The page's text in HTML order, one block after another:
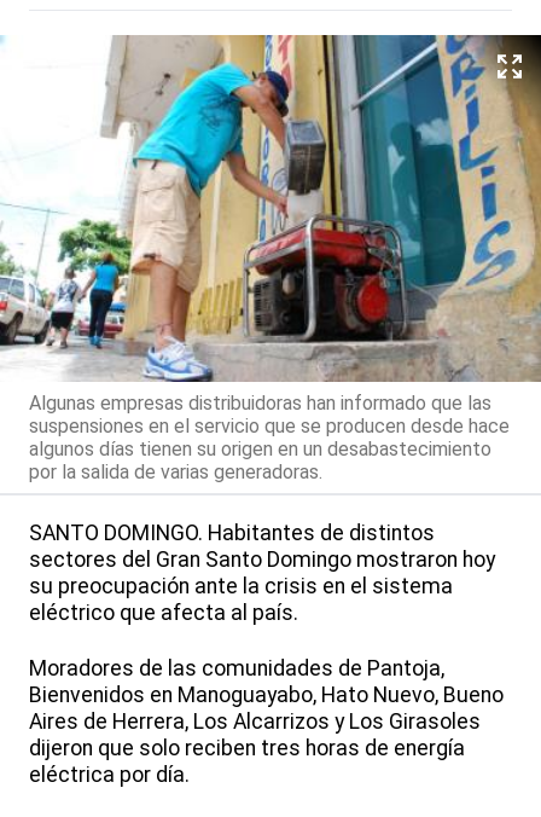
Algunas empresas distribuidoras han informado que las
suspensiones en el servicio que se producen desde hace
algunos días tienen su origen en un desabastecimiento
por la salida de varias generadoras.
SANTO DOMINGO. Habitantes de distintos
sectores del Gran Santo Domingo mostraron hoy
su preocupación ante la crisis en el sistema
eléctrico que afecta al país.
Moradores de las comunidades de Pantoja,
Bienvenidos en Manoguayabo, Hato Nuevo, Bueno
Aires de Herrera, Los Alcarrizos y Los Girasoles
dijeron que solo reciben tres horas de energía
eléctrica por día.